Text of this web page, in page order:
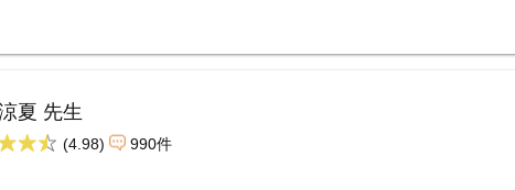
夏 先生
(4.98) 990件